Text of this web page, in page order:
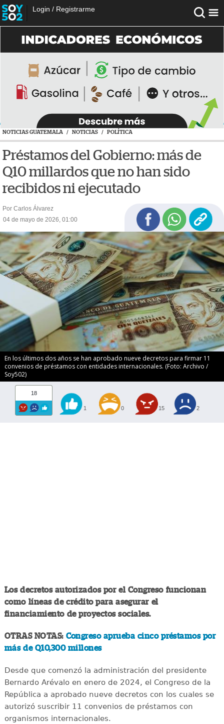
Login / Registrarme
NOTICIAS GUATEMALA / NOTICIAS / POLÍTICA
Préstamos del Gobierno: más de
Q10 millardos que no han sido
recibidos ni ejecutado
Por Carlos Álvarez
04 de mayo de 2026, 01:00
En los últimos dos años se han aprobado nueve decretos para firmar 11
convenios de préstamos con entidades internacionales. (Foto: Archivo /
Soy502)
18
1 0 15 2
Los decretos autorizados por el Congreso funcionan
como líneas de crédito para asegurar el
financiamiento de proyectos sociales.
OTRAS NOTAS: Congreso aprueba cinco préstamos por
más de Q10,300 millones
Desde que comenzó la administración del presidente
Bernardo Arévalo en enero de 2024, el Congreso de la
República a aprobado nueve decretos con los cuales se
autorizó suscribir 11 convenios de préstamos con
organismos internacionales.